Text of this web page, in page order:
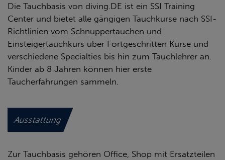
Die Tauchbasis von diving.DE ist ein SSI Training
Center und bietet alle gängigen Tauchkurse nach SSI-
Richtlinien vom Schnuppertauchen und
Einsteigertauchkurs über Fortgeschritten Kurse und
verschiedene Specialties bis hin zum Tauchlehrer an.
Kinder ab 8 Jahren können hier erste
Taucherfahrungen sammeln.
Ausstattung
Zur Tauchbasis gehören Office, Shop mit Ersatzteilen